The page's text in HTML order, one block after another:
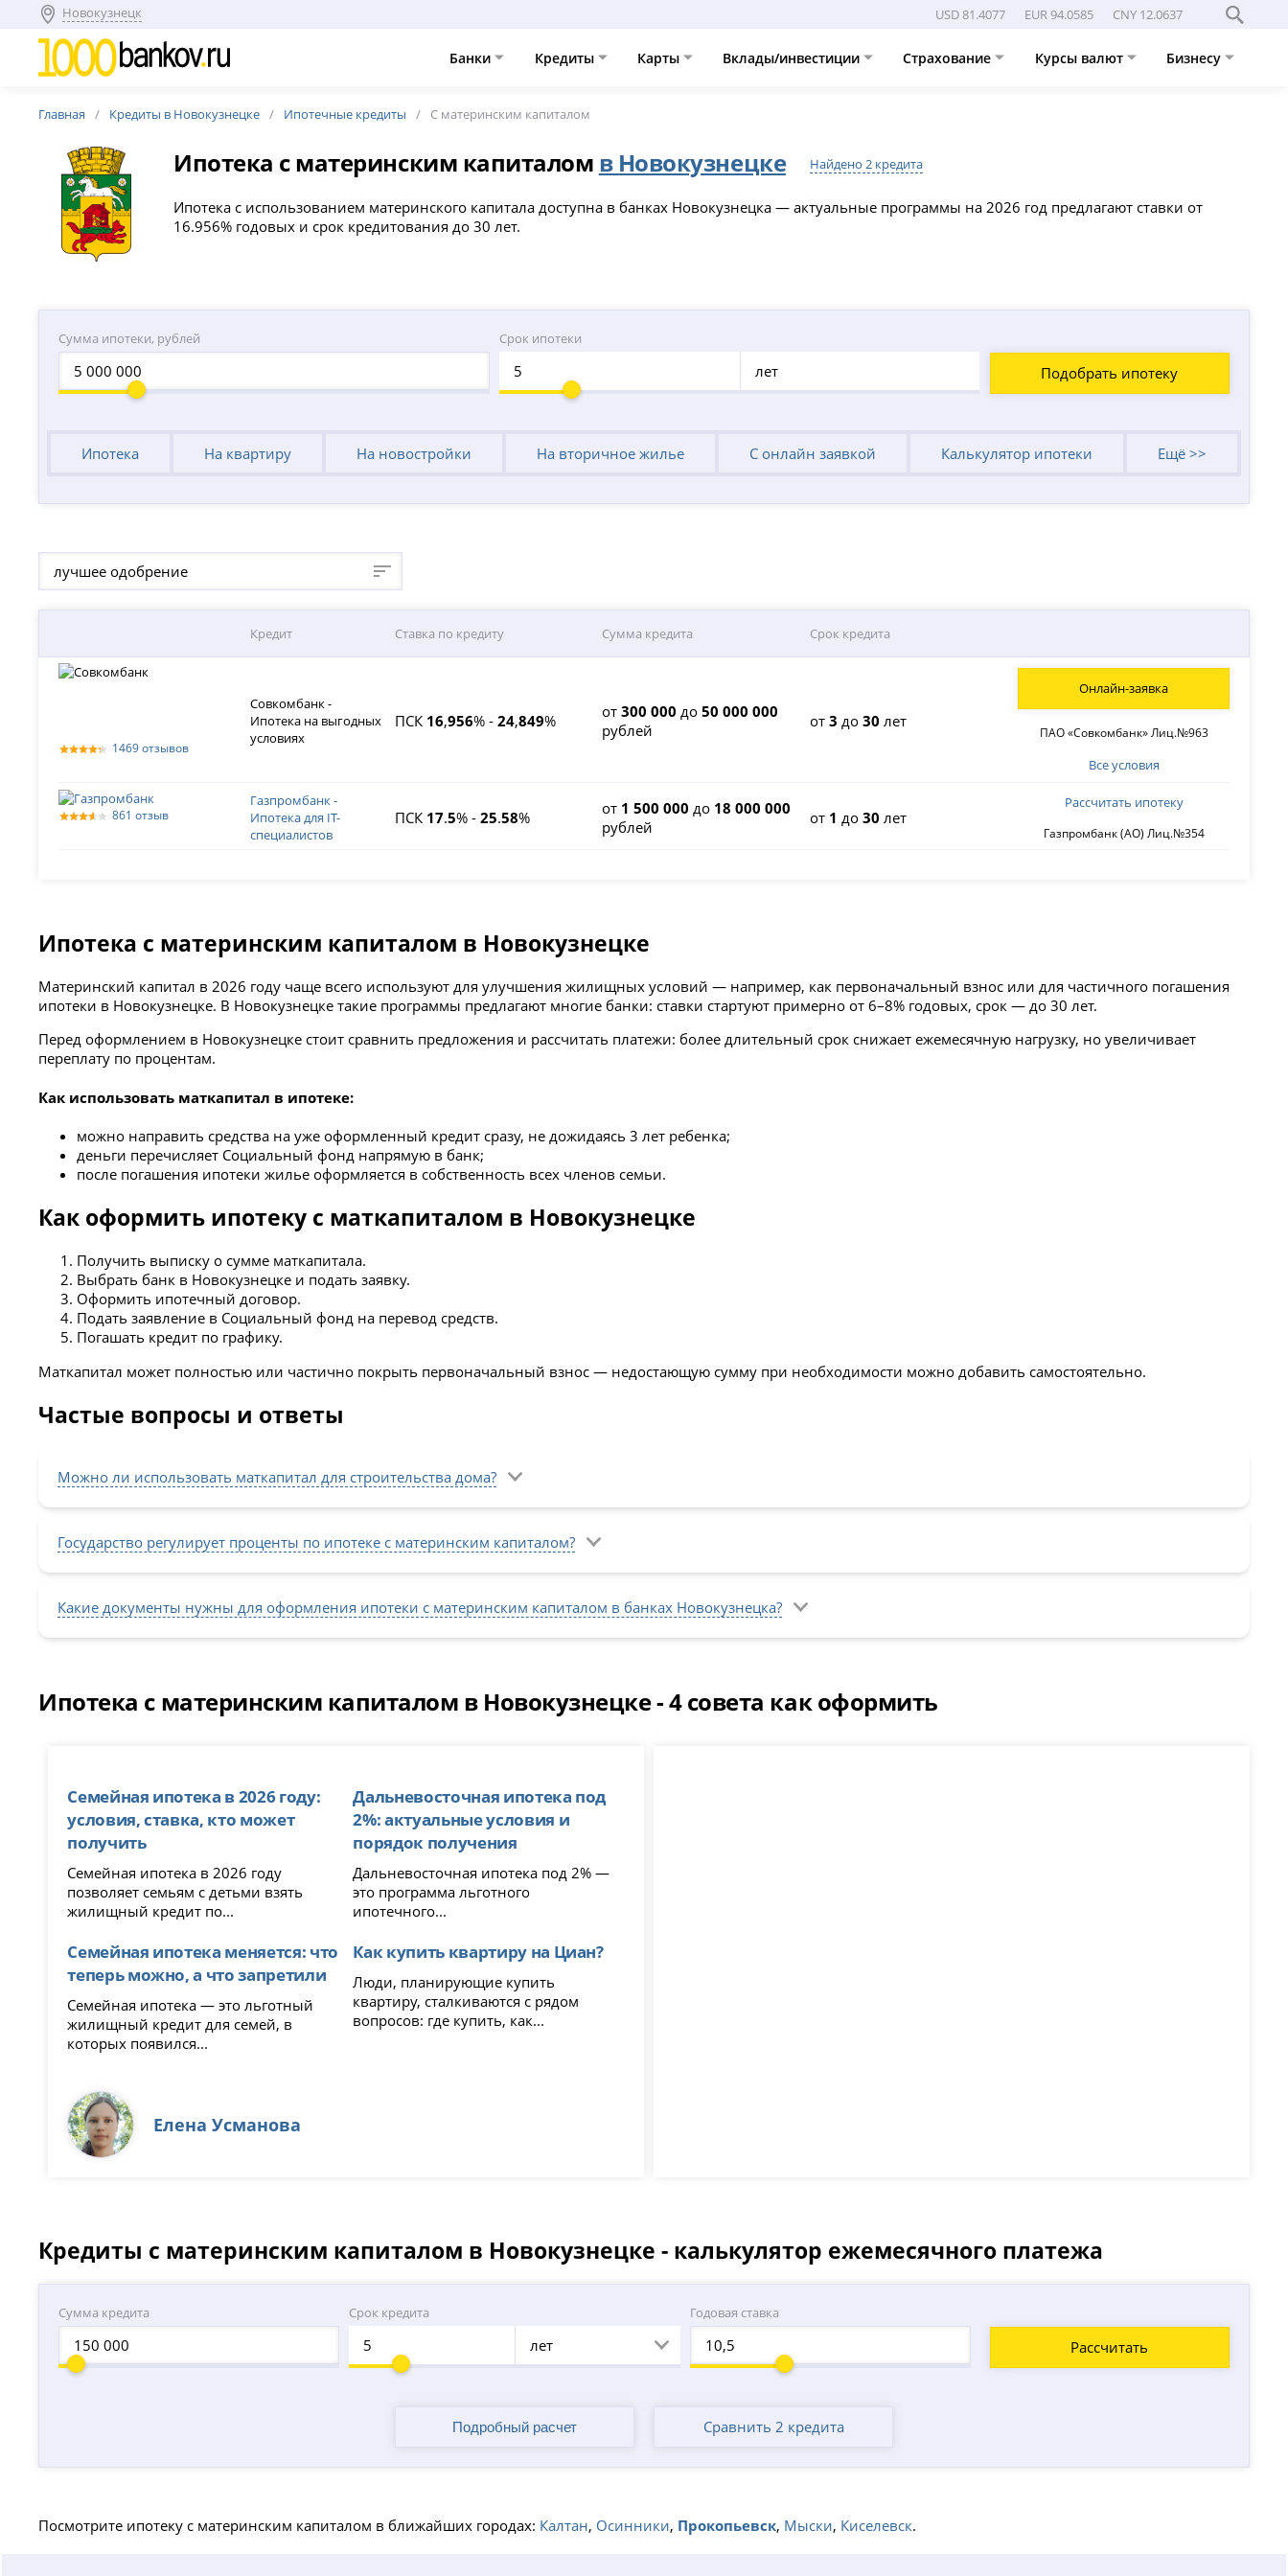
Новокузнецк USD 81.4077 EUR 94.0585 CNY 12.0637
Банки Кредиты Карты Вклады/инвестиции Страхование Курсы валют Бизнесу
Главная Кредиты в Новокузнецке Ипотечные кредиты С материнским капиталом
Ипотека с материнским капиталом в Новокузнецке Найдено 2 кредита
Ипотека с использованием материнского капитала доступна в банках Новокузнецка — актуальные программы на 2026 год предлагают ставки от
16.956% годовых и срок кредитования до 30 лет.
Сумма ипотеки, рублей Срок ипотеки
лет Подобрать ипотеку
Ипотека На квартиру На новостройки На вторичное жилье С онлайн заявкой Калькулятор ипотеки Ещё >>
лучшее одобрение
Кредит Ставка по кредиту Сумма кредита Срок кредита
1469 отзывов
Совкомбанк -
Ипотека на выгодных
условиях
ПСК 16,956% - 24,849% от300 000 до50 000 000
рублей
от3 до30 лет
Все условия
ПАО «Совкомбанк» Лиц.№963
Онлайн-заявка
861 отзыв
Газпромбанк -
Ипотека для IT-
специалистов
ПСК 17.5% - 25.58% от 1 500 000 до 18 000 000
рублей
от 1 до30 лет
Газпромбанк (АО) Лиц.№354
Рассчитать ипотеку
Ипотека с материнским капиталом в Новокузнецке
Материнский капитал в 2026 году чаще всего используют для улучшения жилищных условий — например, как первоначальный взнос или для частичного погашения
ипотеки в Новокузнецке. В Новокузнецке такие программы предлагают многие банки: ставки стартуют примерно от 6–8% годовых, срок — до 30 лет.
Перед оформлением в Новокузнецке стоит сравнить предложения и рассчитать платежи: более длительный срок снижает ежемесячную нагрузку, но увеличивает
переплату по процентам.
Как использовать маткапитал в ипотеке:
можно направить средства на уже оформленный кредит сразу, не дожидаясь 3 лет ребенка;
деньги перечисляет Социальный фонд напрямую в банк;
после погашения ипотеки жилье оформляется в собственность всех членов семьи.
Как оформить ипотеку с маткапиталом в Новокузнецке
Получить выписку о сумме маткапитала.
Выбрать банк в Новокузнецке и подать заявку.
Оформить ипотечный договор.
Подать заявление в Социальный фонд на перевод средств.
Погашать кредит по графику.
Маткапитал может полностью или частично покрыть первоначальный взнос — недостающую сумму при необходимости можно добавить самостоятельно.
Частые вопросы и ответы
Можно ли использовать маткапитал для строительства дома?
Государство регулирует проценты по ипотеке с материнским капиталом?
Какие документы нужны для оформления ипотеки с материнским капиталом в банках Новокузнецка?
Ипотека с материнским капиталом в Новокузнецке - 4 совета как оформить
Семейная ипотека в 2026 году:
условия, ставка, кто может
получить
Семейная ипотека в 2026 году
позволяет семьям с детьми взять
жилищный кредит по...
Семейная ипотека меняется: что
теперь можно, а что запретили
Семейная ипотека — это льготный
жилищный кредит для семей, в
которых появился...
Дальневосточная ипотека под
2%: актуальные условия и
порядок получения
Дальневосточная ипотека под 2% —
это программа льготного
ипотечного...
Как купить квартиру на Циан?
Люди, планирующие купить
квартиру, сталкиваются с рядом
вопросов: где купить, как...
Елена Усманова
Кредиты с материнским капиталом в Новокузнецке - калькулятор ежемесячного платежа
Сумма кредита Срок кредита
лет
Годовая ставка
Рассчитать
Сравнить 2 кредита
Посмотрите ипотеку с материнским капиталом в ближайших городах: Калтан, Осинники, Прокопьевск, Мыски, Киселевск.